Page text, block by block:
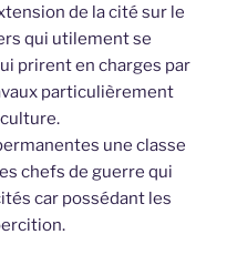
de la cité sur le
qui utilement se
prirent en charges par
particulièrement
une classe
chefs de guerre qui
car possédant les